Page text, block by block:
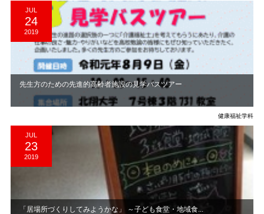
JUL
24
2019
先生方のための先進的高齢者施設の見学バスツアー
健康福祉学科
JUL
23
2019
「居場所づくりしてみようかな」 ～子ども食堂・地域食...